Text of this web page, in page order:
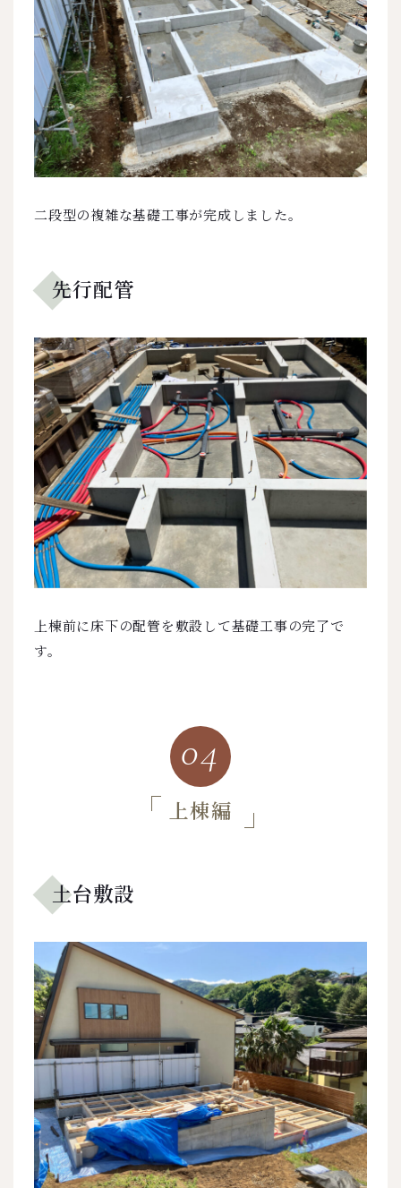
二段型の複雑な基礎工事が完成しました。
先行配管
上棟前に床下の配管を敷設して基礎工事の完了で
す。
04
上棟編
土台敷設